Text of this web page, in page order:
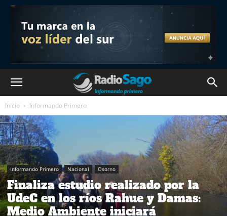
Inicio Informando Primero
Informando Primero Nacional Osorno
Finaliza estudio realizado por la
UdeC en los ríos Rahue y Damas:
Medio Ambiente iniciará